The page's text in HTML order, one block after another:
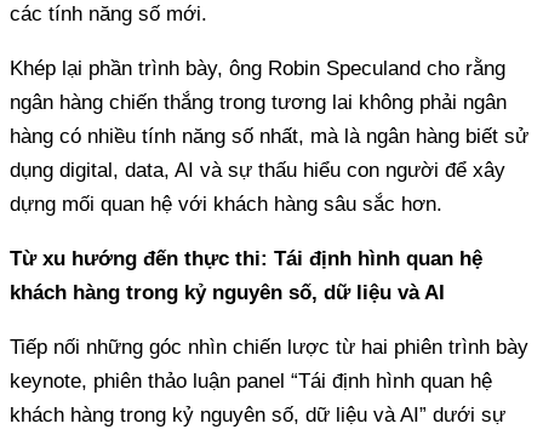
các tính năng số mới.
Khép lại phần trình bày, ông Robin Speculand cho rằng
ngân hàng chiến thắng trong tương lai không phải ngân
hàng có nhiều tính năng số nhất, mà là ngân hàng biết sử
dụng digital, data, AI và sự thấu hiểu con người để xây
dựng mối quan hệ với khách hàng sâu sắc hơn.
Từ xu hướng đến thực thi: Tái định hình quan hệ
khách hàng trong kỷ nguyên số, dữ liệu và AI
Tiếp nối những góc nhìn chiến lược từ hai phiên trình bày
keynote, phiên thảo luận panel “Tái định hình quan hệ
khách hàng trong kỷ nguyên số, dữ liệu và AI” dưới sự